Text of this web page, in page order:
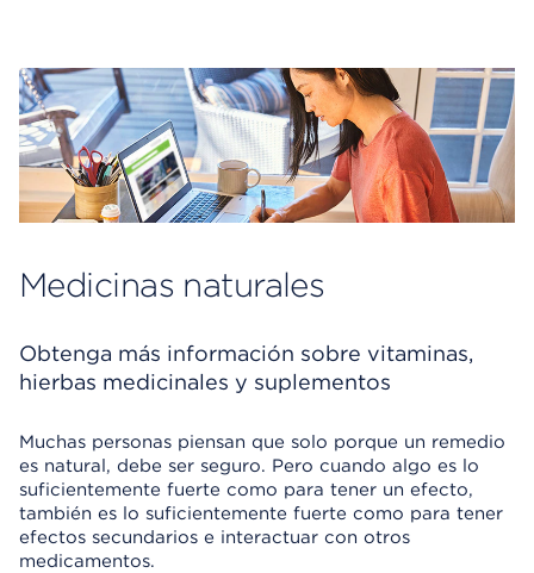
Medicinas naturales
Obtenga más información sobre vitaminas,
hierbas medicinales y suplementos
Muchas personas piensan que solo porque un remedio
es natural, debe ser seguro. Pero cuando algo es lo
suficientemente fuerte como para tener un efecto,
también es lo suficientemente fuerte como para tener
efectos secundarios e interactuar con otros
medicamentos.